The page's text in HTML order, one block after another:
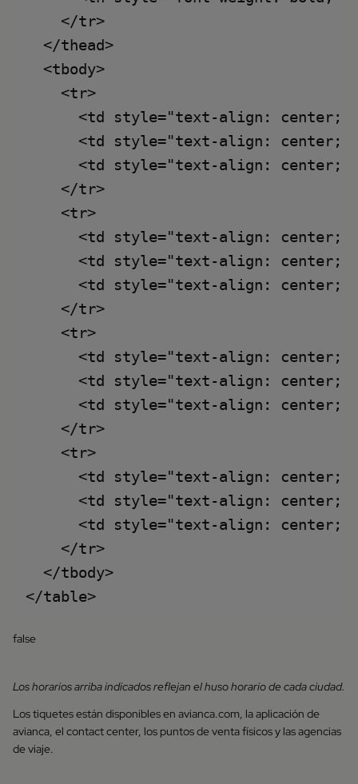
    </tr>
  </thead>
  <tbody>
    <tr>
<td style="text-align: center;
<td style="text-align: center;
<td style="text-align: center;
    </tr>
    <tr>
<td style="text-align: center;
<td style="text-align: center;
<td style="text-align: center;
    </tr>
    <tr>
<td style="text-align: center;
<td style="text-align: center;
<td style="text-align: center;
    </tr>
    <tr>
<td style="text-align: center;
<td style="text-align: center;
<td style="text-align: center;
    </tr>
  </tbody>
false
Los horarios arriba indicados reflejan el huso horario de cada ciudad.
Los tiquetes están disponibles en avianca.com, la aplicación de
avianca, el contact center, los puntos de venta físicos y las agencias
de viaje.